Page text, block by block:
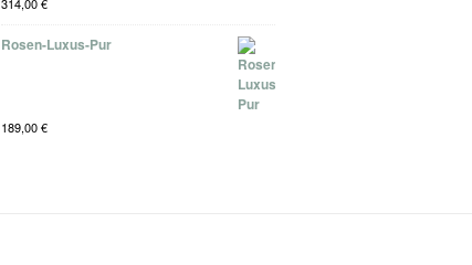
314,00€
Rosen-Luxus-Pur
189,00€